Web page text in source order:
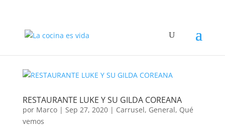
RESTAURANTE LUKE Y SU GILDA COREANA
por Marco| Sep 27, 2020| Carrusel, General, Qué
vemos